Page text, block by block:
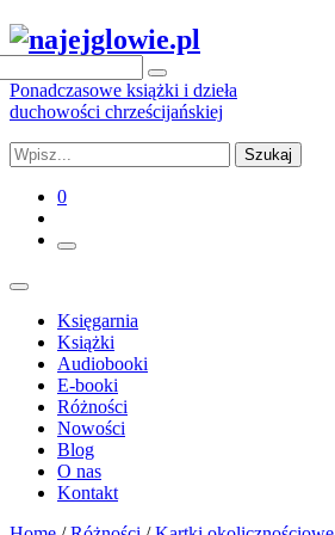
Ponadczasowe książki i dzieła
duchowości chrześcijańskiej
Szukaj
0
Księgarnia
Książki
Audiobooki
E-booki
Różności
Nowości
Blog
O nas
Kontakt